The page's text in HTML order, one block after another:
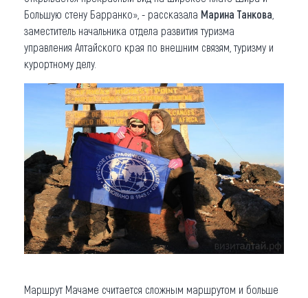
Большую стену Барранко», - рассказала Марина Танкова
заместитель начальника отдела развития туризма
управления Алтайского края по внешним связям, туризму и
курортному делу.
Маршрут Мачаме считается сложным маршрутом и больше